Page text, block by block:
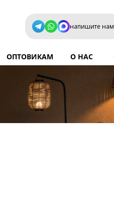
напишите нам
ОПТОВИКАМ О НАС